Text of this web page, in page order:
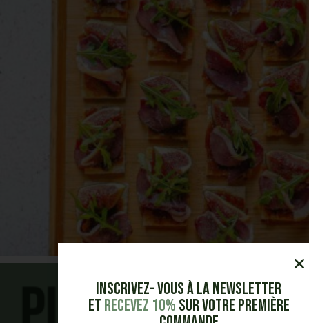
Inscrivez- vous à la Newsletter
et Recevez 10% sur votre première